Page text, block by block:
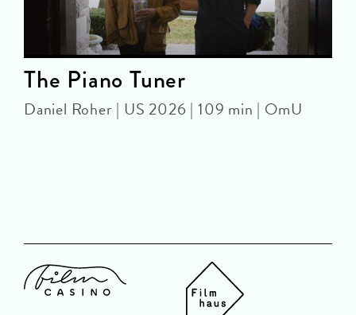
The Piano Tuner
Daniel Roher | US 2026 | 109 min | OmU